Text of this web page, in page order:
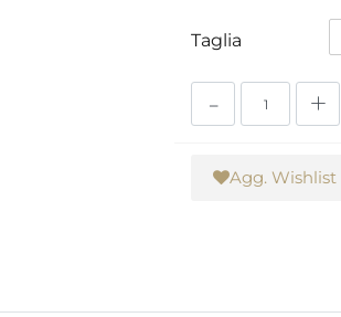
Taglia
Agg. Wishlist